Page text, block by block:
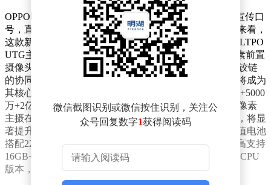
OPPO即将推出的Find N6折叠屏手机，以“一马平川”为宣传口
号，直指折叠屏的核心痛点——折痕问题。从曝光信息来看，
这款新机在内屏平整度上下了大功夫，采用8.12英寸2K LTPO
UTG主屏，配合6.62英寸外屏，内外屏均搭载2000万像素前置
摄像头，规格达到旗舰水准。更关键的是，UTG玻璃与铰链
的协同调校，有望将折痕控制在几乎不可见的程度，这将成为
其核心卖点之一。影像系统方面，Find N6或配备5000万+5000
万+2亿像素三摄组合，辅以200万像素多光谱镜头，2亿像素
主摄在折叠屏中较为罕见，若能兼顾传感器尺寸与调校，将显
著提升拍摄表现。续航与性能也不逊色，6000mAh典型值电池
搭配225克左右的机身重量，存储规格从12GB起步，最高支持
16GB+1TB，国际版跑分显示搭载骁龙8 Elite Gen5的7核CPU
版本，国行版本是否为满血版尚待确认。
微信截图识别或微信按住识别，关注公
众号回复数字1获得阅读码